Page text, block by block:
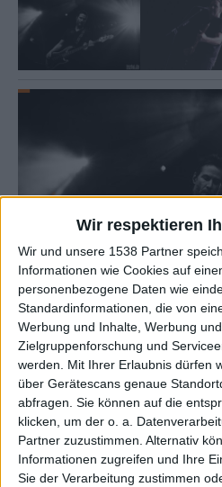
Wir respektieren
Wir und unsere 1538 Partner
Informationen wie Cookies auf
personenbezogene Daten wie
Standardinformationen, die von
Werbung und Inhalte, Werbung
Zielgruppenforschung und
werden.
Mit Ihrer Erlaubnis dürfen
über Gerätescans genaue
abfragen. Sie können auf die
klicken, um der o. a.
Partner zuzustimmen. Alternativ
Informationen zugreifen und Ihre
Sie der Verarbeitung zustimmen
Galerie schließen
Zur